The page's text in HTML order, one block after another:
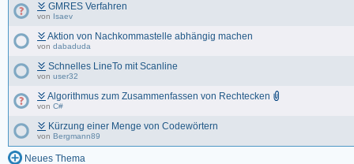
GMRES Verfahren
von Isaev
Aktion von Nachkommastelle abhängig machen
von dabaduda
Schnelles LineTo mit Scanline
von user32
Algorithmus zum Zusammenfassen von Rechtecken
von C#
Kürzung einer Menge von Codewörtern
von Bergmann89
Neues Thema